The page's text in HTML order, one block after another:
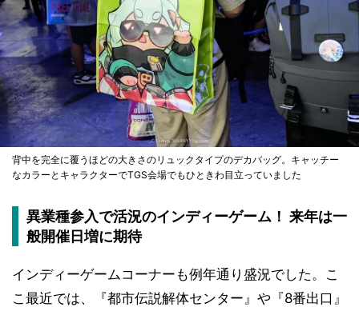
背中を完全に覆うほどの大きさのリュックタイプのデカバッグ。キャッチー
なカラーとキャラクターでTGS会場でもひときわ目立っていました
異業種参入で活況のインディーゲーム！ 来年は一
般開催日増に期待
インディーゲームコーナーも例年通り盛況でした。こ
こ最近では、『都市伝説解体センター』や『8番出口』